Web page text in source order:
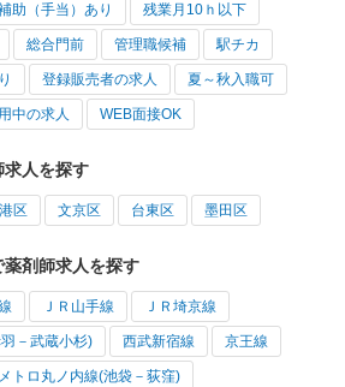
助（手当）あり 残業月10ｈ以下
総合門前 管理職候補 駅チカ
登録販売者の求人 夏～秋入職可
中の求人 WEB面接OK
求人を探す
港区 文京区 台東区 墨田区
剤師求人を探す
ＪＲ山手線 ＪＲ埼京線
－武蔵小杉) 西武新宿線 京王線
トロ丸ノ内線(池袋－荻窪)